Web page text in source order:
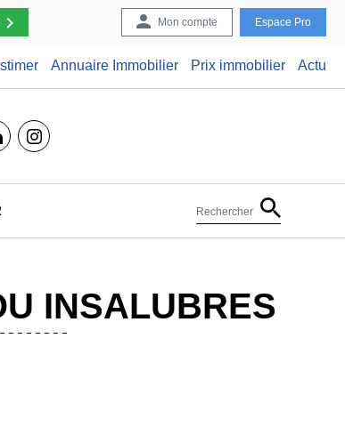
Mon compte Espace Pro
Annuaire Immobilier Prix immobilier Actu
linkedin
Rechercher
INSALUBRES